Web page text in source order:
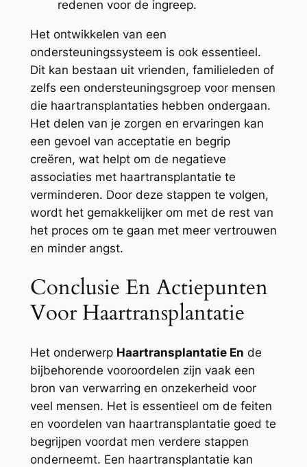
redenen voor de ingreep.
Het ontwikkelen van een
ondersteuningssysteem is ook essentieel.
Dit kan bestaan uit vrienden, familieleden of
zelfs een ondersteuningsgroep voor mensen
die haartransplantaties hebben ondergaan.
Het delen van je zorgen en ervaringen kan
een gevoel van acceptatie en begrip
creëren, wat helpt om de negatieve
associaties met haartransplantatie te
verminderen. Door deze stappen te volgen,
wordt het gemakkelijker om met de rest van
het proces om te gaan met meer vertrouwen
en minder angst.
Conclusie En Actiepunten
Voor Haartransplantatie
Het onderwerp Haartransplantatie En de
bijbehorende vooroordelen zijn vaak een
bron van verwarring en onzekerheid voor
veel mensen. Het is essentieel om de feiten
en voordelen van haartransplantatie goed te
begrijpen voordat men verdere stappen
onderneemt. Een haartransplantatie kan